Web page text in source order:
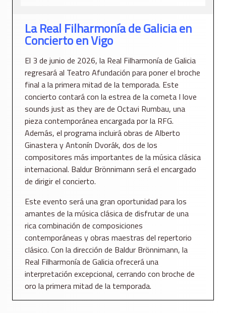
La Real Filharmonía de Galicia en
Concierto en Vigo
El 3 de junio de 2026, la Real Filharmonía de Galicia
regresará al Teatro Afundación para poner el broche
final a la primera mitad de la temporada. Este
concierto contará con la estrea de la cometa I love
sounds just as they are de Octavi Rumbau, una
pieza contemporánea encargada por la RFG.
Además, el programa incluirá obras de Alberto
Ginastera y Antonín Dvorák, dos de los
compositores más importantes de la música clásica
internacional. Baldur Brönnimann será el encargado
de dirigir el concierto.
Este evento será una gran oportunidad para los
amantes de la música clásica de disfrutar de una
rica combinación de composiciones
contemporáneas y obras maestras del repertorio
clásico. Con la dirección de Baldur Brönnimann, la
Real Filharmonía de Galicia ofrecerá una
interpretación excepcional, cerrando con broche de
oro la primera mitad de la temporada.